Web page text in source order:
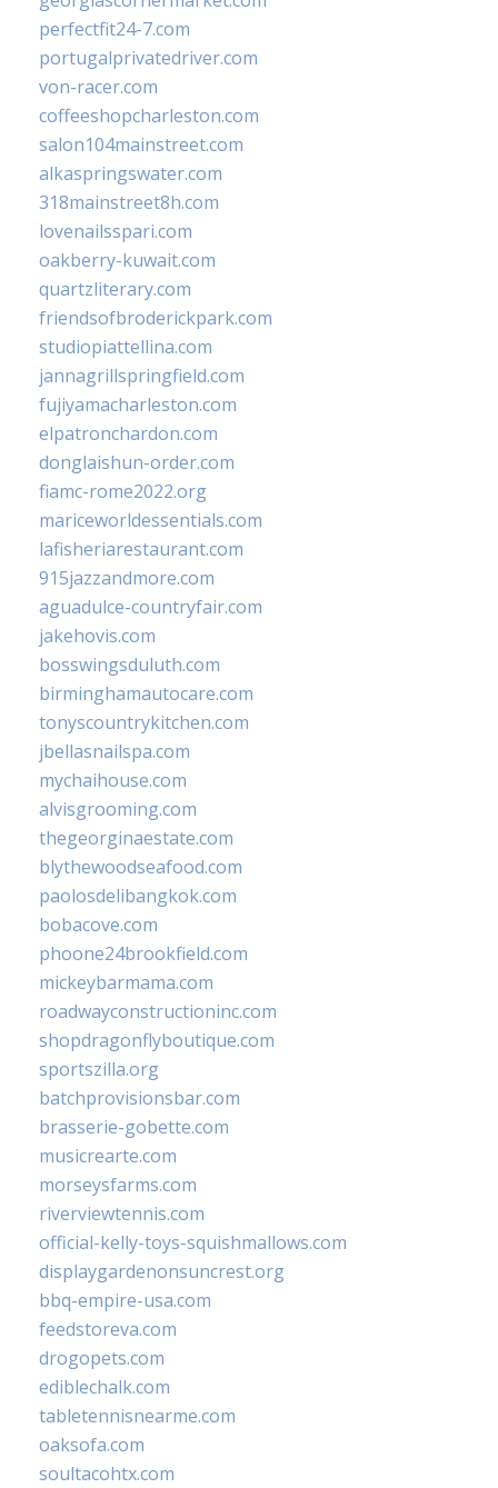
perfectfit24-7.com
portugalprivatedriver.com
von-racer.com
coffeeshopcharleston.com
salon104mainstreet.com
alkaspringswater.com
318mainstreet8h.com
lovenailsspari.com
oakberry-kuwait.com
quartzliterary.com
friendsofbroderickpark.com
studiopiattellina.com
jannagrillspringfield.com
fujiyamacharleston.com
elpatronchardon.com
donglaishun-order.com
fiamc-rome2022.org
mariceworldessentials.com
lafisheriarestaurant.com
915jazzandmore.com
aguadulce-countryfair.com
jakehovis.com
bosswingsduluth.com
birminghamautocare.com
tonyscountrykitchen.com
jbellasnailspa.com
mychaihouse.com
alvisgrooming.com
thegeorginaestate.com
blythewoodseafood.com
paolosdelibangkok.com
bobacove.com
phoone24brookfield.com
mickeybarmama.com
roadwayconstructioninc.com
shopdragonflyboutique.com
sportszilla.org
batchprovisionsbar.com
brasserie-gobette.com
musicrearte.com
morseysfarms.com
riverviewtennis.com
official-kelly-toys-squishmallows.com
displaygardenonsuncrest.org
bbq-empire-usa.com
feedstoreva.com
drogopets.com
ediblechalk.com
tabletennisnearme.com
oaksofa.com
soultacohtx.com